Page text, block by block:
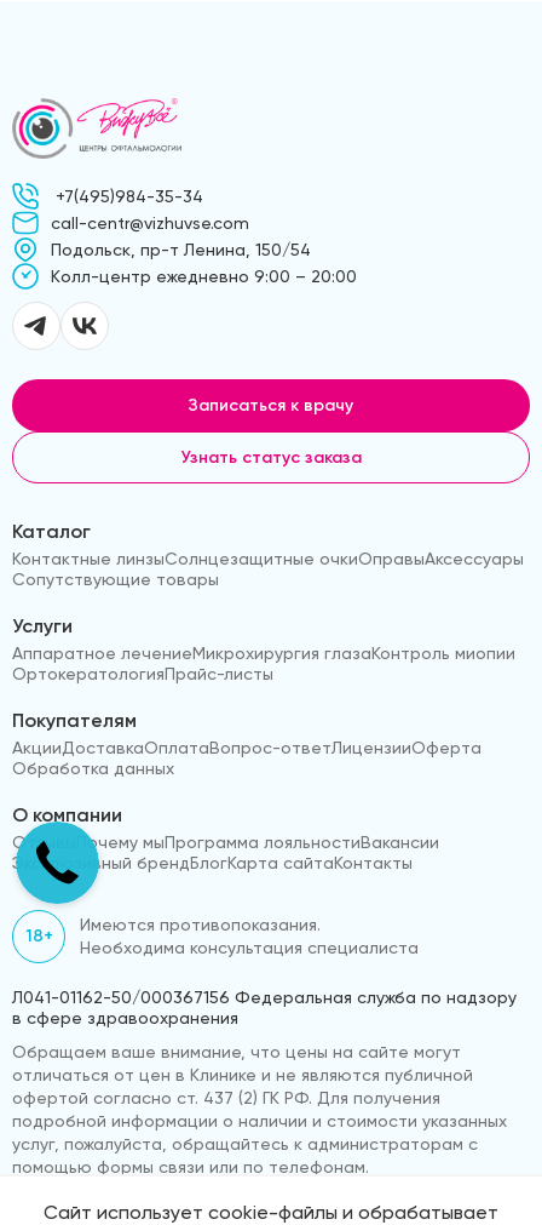
+7(495)984-35-34
call-centr@vizhuvse.com
Подольск, пр-т Ленина, 150/54
Kолл-центр ежедневно 9:00 – 20:00
Записаться к врачу
Узнать статус заказа
Каталог
Контактные линзыСолнцезащитные очкиОправыАксессуары
Сопутствующие товары
Услуги
Аппаратное лечениеМикрохирургия глазаКонтроль миопии
ОртокератологияПрайс-листы
Покупателям
АкцииДоставкаОплатаВопрос-ответЛицензииОферта
Обработка данных
О компании
Отзывы Почему мыПрограмма лояльностиВакансии
Эксклюзивный брендБлогКарта сайтаКонтакты
18+
Имеются противопоказания.
Необходима консультация специалиста
Л041-01162-50/000367156 Федеральная служба по надзору
в сфере здравоохранения
Обращаем ваше внимание, что цены на сайте могут
отличаться от цен в Клинике и не являются публичной
офертой согласно ст. 437 (2) ГК РФ. Для получения
подробной информации о наличии и стоимости указанных
услуг, пожалуйста, обращайтесь к администраторам с
помощью формы связи или по телефонам.
Сайт использует cookie-файлы и обрабатывает